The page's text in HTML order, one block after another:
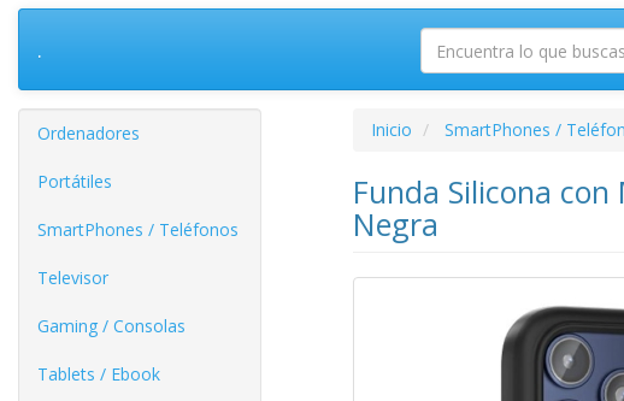
.
Ordenadores
Portátiles
SmartPhones / Teléfonos
Televisor
Gaming / Consolas
Tablets / Ebook
Inicio SmartPhones /
Funda Silicona
Negra